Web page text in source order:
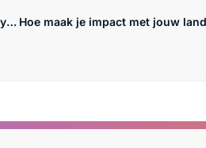
Duurzaamheid in bedrijfsvoering: Hoe we bij Qraphy het verschil proberen te maken